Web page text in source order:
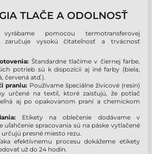
TLAČE A ODOLNOSŤ
pomocou termotransferovej
zaručuje vysokú čitateľnosť a trvácnosť
Štandardne tlačíme v čiernej farbe,
potrieb sú k dispozícii aj iné farby (biela,
červená atď.).
praniu: Používame špeciálne živicové (resin)
určené na textil, ktoré zaisťujú, že potlač
aj po opakovanom praní a chemickom
Etikety na oblečenie dodávame v
uľahčenie spracovania sú na páske vytlačené
presné miesto rezu.
efektívnemu procesu dokážeme etikety
už do 24 hodín.